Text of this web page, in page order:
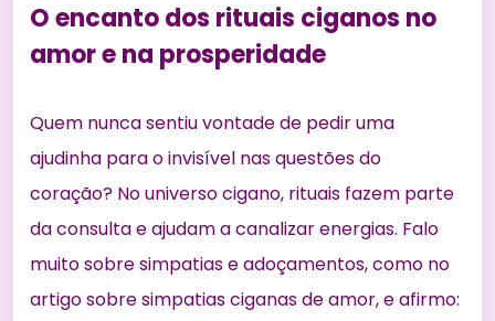
O encanto dos rituais ciganos no
amor e na prosperidade
Quem nunca sentiu vontade de pedir uma
ajudinha para o invisível nas questões do
coração? No universo cigano, rituais fazem parte
da consulta e ajudam a canalizar energias. Falo
muito sobre simpatias e adoçamentos, como no
artigo sobre simpatias ciganas de amor, e afirmo: